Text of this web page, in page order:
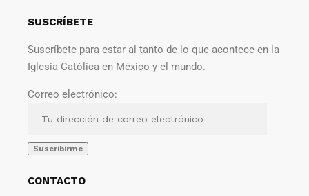
SUSCRÍBETE
Suscríbete para estar al tanto de lo que acontece en la
Iglesia Católica en México y el mundo.
Correo electrónico:
CONTACTO